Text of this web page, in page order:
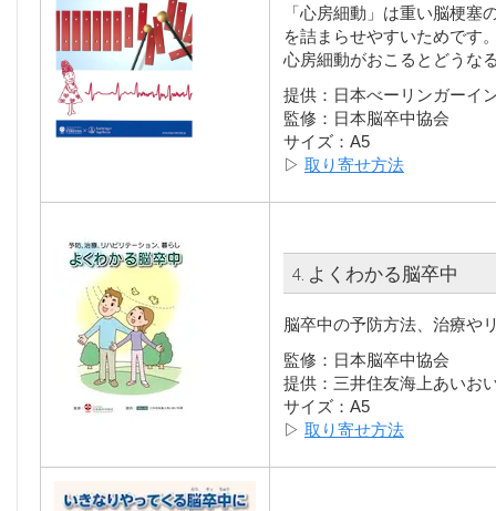
「心房細動」は重い脳梗
を詰まらせやすいためです
心房細動がおこるとどうな
提供：日本べーリンガーイ
監修：日本脳卒中協会
サイズ：A5
▷ 取り寄せ方法
4. よくわかる脳卒中
脳卒中の予防方法、治療や
監修：日本脳卒中協会
提供：三井住友海上あいお
サイズ：A5
▷ 取り寄せ方法